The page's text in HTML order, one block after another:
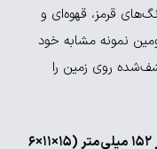
قرمز، قهوه‌ای و
نمونه مشابه خود
روی زمین را
375 در 279 در 152 میلی‌متر (15×11×6